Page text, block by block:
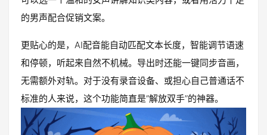
的男声配合促销文案。
更贴心的是，AI配音能自动匹配文本长度，智能调节语速
和停顿，听起来自然不机械。导出时还能一键同步音画，
无需额外对轨。对于没有录音设备、或担心自己普通话不
标准的人来说，这个功能简直是“解放双手”的神器。